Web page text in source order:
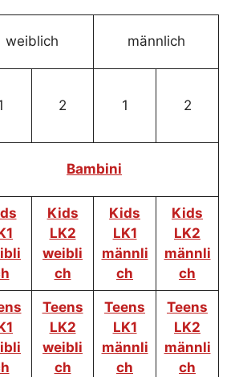
weiblich männlich
2 1 2
Bambini
Kids
LK2
weibli
ch
Kids
LK1
männli
ch
Kids
LK2
männli
ch
Teens
LK2
weibli
ch
Teens
LK1
männli
ch
Teens
LK2
männli
ch